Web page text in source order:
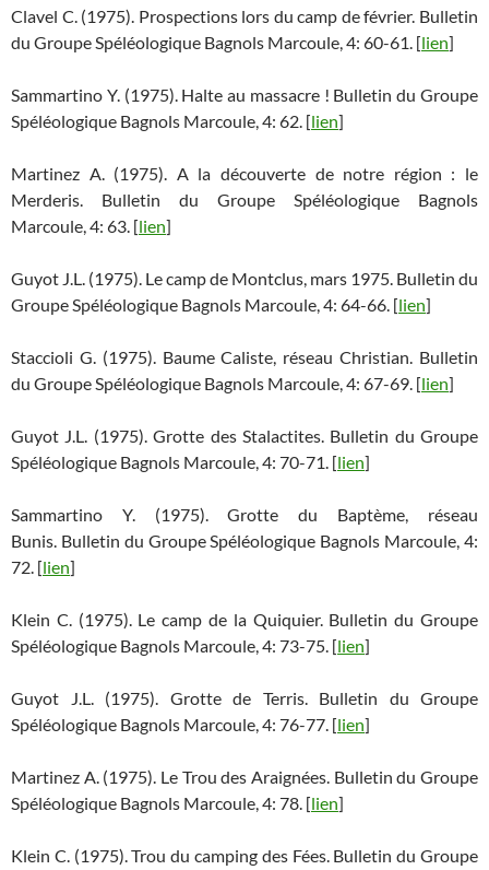
Clavel C. (1975). Prospections lors du camp de février. Bulletin
du Groupe Spéléologique Bagnols Marcoule, 4: 60-61. [lien]
Sammartino Y. (1975). Halte au massacre ! Bulletin du Groupe
Spéléologique Bagnols Marcoule, 4: 62. [lien]
Martinez A. (1975). A la découverte de notre région : le
Merderis. Bulletin du Groupe Spéléologique Bagnols
Marcoule, 4: 63. [lien]
Guyot J.L. (1975). Le camp de Montclus, mars 1975. Bulletin du
Groupe Spéléologique Bagnols Marcoule, 4: 64-66. [lien]
Staccioli G. (1975). Baume Caliste, réseau Christian. Bulletin
du Groupe Spéléologique Bagnols Marcoule, 4: 67-69. [lien]
Guyot J.L. (1975). Grotte des Stalactites. Bulletin du Groupe
Spéléologique Bagnols Marcoule, 4: 70-71. [lien]
Sammartino Y. (1975). Grotte du Baptème, réseau
Bunis. Bulletin du Groupe Spéléologique Bagnols Marcoule, 4:
72. [lien]
Klein C. (1975). Le camp de la Quiquier. Bulletin du Groupe
Spéléologique Bagnols Marcoule, 4: 73-75. [lien]
Guyot J.L. (1975). Grotte de Terris. Bulletin du Groupe
Spéléologique Bagnols Marcoule, 4: 76-77. [lien]
Martinez A. (1975). Le Trou des Araignées. Bulletin du Groupe
Spéléologique Bagnols Marcoule, 4: 78. [lien]
Klein C. (1975). Trou du camping des Fées. Bulletin du Groupe